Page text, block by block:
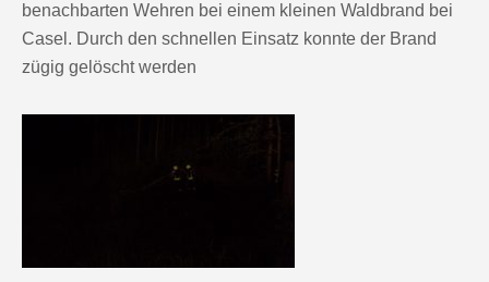
benachbarten Wehren bei einem kleinen Waldbrand bei
Casel. Durch den schnellen Einsatz konnte der Brand
zügig gelöscht werden